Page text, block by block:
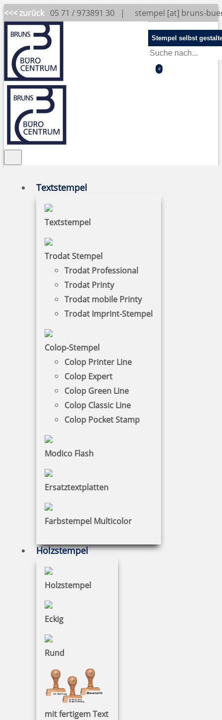
<<< zurück 05 71 / 973891 30 | stempel [at] bruns-
Stempel selbst
0
Textstempel
Textstempel
Trodat Stempel
Trodat Professional
Trodat Printy
Trodat mobile Printy
Trodat Imprint-Stempel
Colop-Stempel
Colop Printer Line
Colop Expert
Colop Green Line
Colop Classic Line
Colop Pocket Stamp
Modico Flash
Ersatztextplatten
Farbstempel Multicolor
Holzstempel
Holzstempel
Eckig
Rund
mit fertigem Text
Sprüche
Stempel mit Sprüchen sind einfache
Möglichkeit, herzliche oder witzige
Botschaften zu übermitteln. Mit dem
Holzstempel können Grußkarten, Geschenke
und andere Bastelideen individuell versehen
NACH WUNSCHSTEMPEL FILTERN
€-
26 Artikel in der Kategorie
Holzstempel mit Abdruck: du bist einfach toll
Jetzt gestalten
Holzstempel mit Abdruck: Lieblingsort